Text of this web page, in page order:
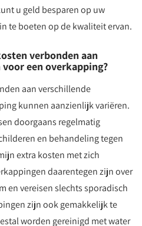
u geld besparen op uw
te boeten op de kwaliteit ervan.
verbonden aan
een overkapping?
aan verschillende
kunnen aanzienlijk variëren.
doorgaans regelmatig
en behandeling tegen
extra kosten met zich
daarentegen zijn over
en vereisen slechts sporadisch
zijn ook gemakkelijk te
worden gereinigd met water